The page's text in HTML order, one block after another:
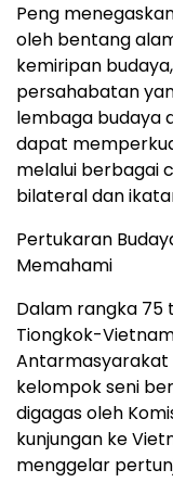
Peng
oleh bentang
kemiripan
persahabatan
lembaga budaya
dapat
melalui berbagai
bilateral dan
Pertukaran
Memahami
Dalam rangka 75
Tiongkok-
Antarmasyarakat
kelompok seni
digagas oleh
kunjungan ke
menggelar